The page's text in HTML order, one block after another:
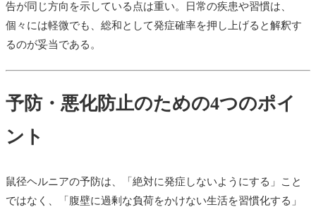
告が同じ方向を示している点は重い。日常の疾患や習慣は、
個々には軽微でも、総和として発症確率を押し上げると解釈す
るのが妥当である。
予防・悪化防止のための4つのポイ
ント
鼠径ヘルニアの予防は、「絶対に発症しないようにする」こと
ではなく、「腹壁に過剰な負荷をかけない生活を習慣化する」